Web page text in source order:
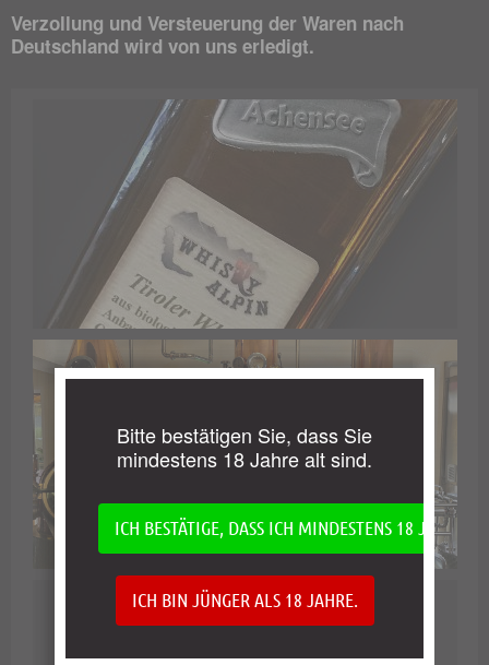
Verzollung und Versteuerung der Waren nach
Deutschland wird von uns erledigt.
Bitte bestätigen Sie, dass Sie
mindestens 18 Jahre alt sind.
ICH BESTÄTIGE, DASS ICH MINDESTENS 18 JAHRE
ICH BIN JÜNGER ALS 18 JAHRE.